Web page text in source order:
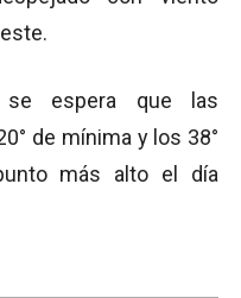
espera que las
de mínima y los 38°
más alto el día